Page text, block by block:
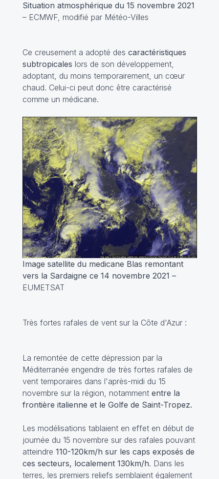
Situation atmosphérique du 15 novembre 2021
– ECMWF, modifié par Météo-Villes
Ce creusement a adopté des caractéristiques
subtropicales lors de son développement,
adoptant, du moins temporairement, un cœur
chaud. Celui-ci peut donc être caractérisé
comme un médicane.
Image satellite du medicane Blas remontant
vers la Sardaigne ce 14 novembre 2021 –
EUMETSAT
Très fortes rafales de vent sur la Côte d'Azur :
La remontée de cette dépression par la
Méditerranée engendre de très fortes rafales de
vent temporaires dans l'après-midi du 15
novembre sur la région, notamment entre la
frontière italienne et le Golfe de Saint-Tropez.
Les modélisations tablaient en effet en début de
journée du 15 novembre sur des rafales pouvant
atteindre 110-120km/h sur les caps exposés de
ces secteurs, localement 130km/h. Dans les
terres, les premiers reliefs semblaient également